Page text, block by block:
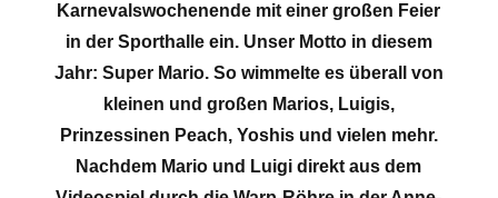
Karnevalswochenende mit einer großen Feier
in der Sporthalle ein. Unser Motto in diesem
Jahr: Super Mario. So wimmelte es überall von
kleinen und großen Marios, Luigis,
Prinzessinen Peach, Yoshis und vielen mehr.
Nachdem Mario und Luigi direkt aus dem